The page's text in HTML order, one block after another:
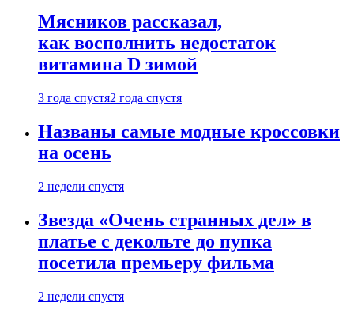
Мясников рассказал,
как восполнить недостаток
витамина D зимой
3 года спустя2 года спустя
Названы самые модные кроссовки
на осень
2 недели спустя
Звезда «Очень странных дел» в
платье с декольте до пупка
посетила премьеру фильма
2 недели спустя